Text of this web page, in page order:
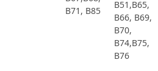
B71, B85
B51,B65,
B66, B69,
B70,
B74,B75,
B76